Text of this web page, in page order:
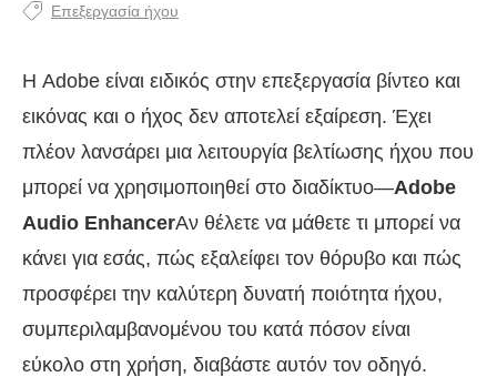
Επεξεργασία ήχου
Η Adobe είναι ειδικός στην επεξεργασία βίντεο και
εικόνας και ο ήχος δεν αποτελεί εξαίρεση. Έχει
πλέον λανσάρει μια λειτουργία βελτίωσης ήχου που
μπορεί να χρησιμοποιηθεί στο διαδίκτυο—Adobe
Audio EnhancerΑν θέλετε να μάθετε τι μπορεί να
κάνει για εσάς, πώς εξαλείφει τον θόρυβο και πώς
προσφέρει την καλύτερη δυνατή ποιότητα ήχου,
συμπεριλαμβανομένου του κατά πόσον είναι
εύκολο στη χρήση, διαβάστε αυτόν τον οδηγό.